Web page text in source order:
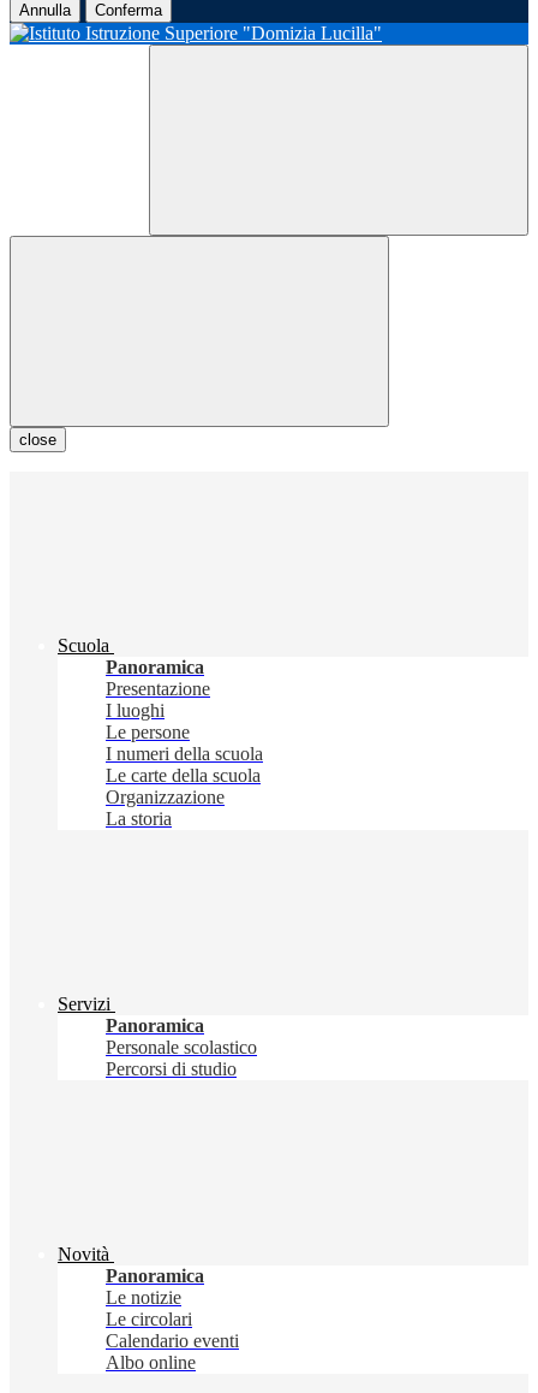
Annulla Conferma
close
Scuola
Panoramica
Presentazione
I luoghi
Le persone
I numeri della scuola
Le carte della scuola
Organizzazione
La storia
Servizi
Panoramica
Personale scolastico
Percorsi di studio
Novità
Panoramica
Le notizie
Le circolari
Calendario eventi
Albo online